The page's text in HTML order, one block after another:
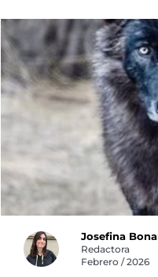
Josefina
Redactora
Febrero / 2026